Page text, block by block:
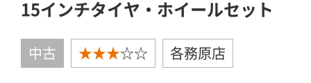
15インチタイヤ・ホイールセット
中古 ★★★☆☆ 各務原店